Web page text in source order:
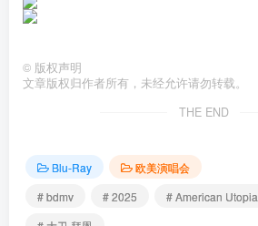
© 版权声明
文章版权归作者所有，未经允许请勿转载。
THE END
Blu-Ray
欧美演唱会
# bdmv
# 2025 # American Utopia